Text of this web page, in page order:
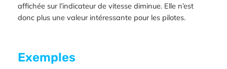
affichée sur l’indicateur de vitesse diminue. Elle n’est
donc plus une valeur intéressante pour les pilotes.
Exemples